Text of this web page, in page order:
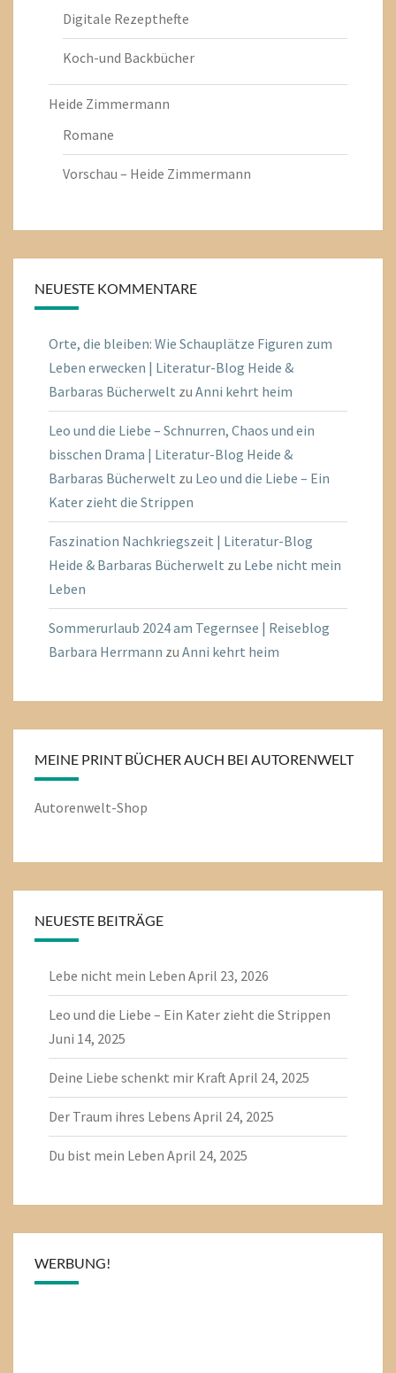
Digitale Rezepthefte
Koch-und Backbücher
Heide Zimmermann
Romane
Vorschau – Heide Zimmermann
NEUESTE KOMMENTARE
Orte, die bleiben: Wie Schauplätze Figuren zum
Leben erwecken | Literatur-Blog Heide &
Barbaras Bücherwelt zu Anni kehrt heim
Leo und die Liebe – Schnurren, Chaos und ein
bisschen Drama | Literatur-Blog Heide &
Barbaras Bücherwelt zu Leo und die Liebe – Ein
Kater zieht die Strippen
Faszination Nachkriegszeit | Literatur-Blog
Heide & Barbaras Bücherwelt zu Lebe nicht mein
Leben
Sommerurlaub 2024 am Tegernsee | Reiseblog
Barbara Herrmann zu Anni kehrt heim
MEINE PRINT BÜCHER AUCH BEI AUTORENWELT
Autorenwelt-Shop
NEUESTE BEITRÄGE
Lebe nicht mein Leben April 23, 2026
Leo und die Liebe – Ein Kater zieht die Strippen
Juni 14, 2025
Deine Liebe schenkt mir Kraft April 24, 2025
Der Traum ihres Lebens April 24, 2025
Du bist mein Leben April 24, 2025
WERBUNG!